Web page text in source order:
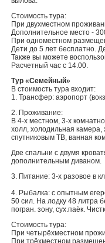
Стоимость тура:
При двухместном
Дополнительное место -
При одноместном
Дети до 5 лет бесплатно.
Также вы можете
Расчетный час с 14.00.
Тур «Семейный»
В стоимость тура входит:
1. Трансфер: аэропорт
2. Проживание:
В 4-х местном, 3-х
холл, холодильная камера,
спутниковым ТВ, ванная
Две спальни с двумя
дополнительным диваном.
3. Питание: 3-х разовое в
4. Рыбалка: с опытным
50 сил. На лодку 48 литра
погран. зону, сух.паёк.
Стоимость тура:
При четырёхместном
При трёхместном